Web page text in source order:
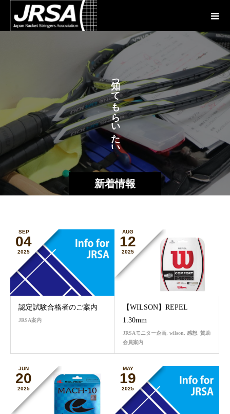
新着情報
っ
て
も
ら
い
た
い
が
あ
SEP
04
2025
認定試験合格者のご案内
JRSA案内
AUG
12
2025
【WILSON】REPEL
1.30mm
JRSAモニター企画, wilson, 感想, 賛助
会員案内
JUN
20
2025
MAY
19
2025